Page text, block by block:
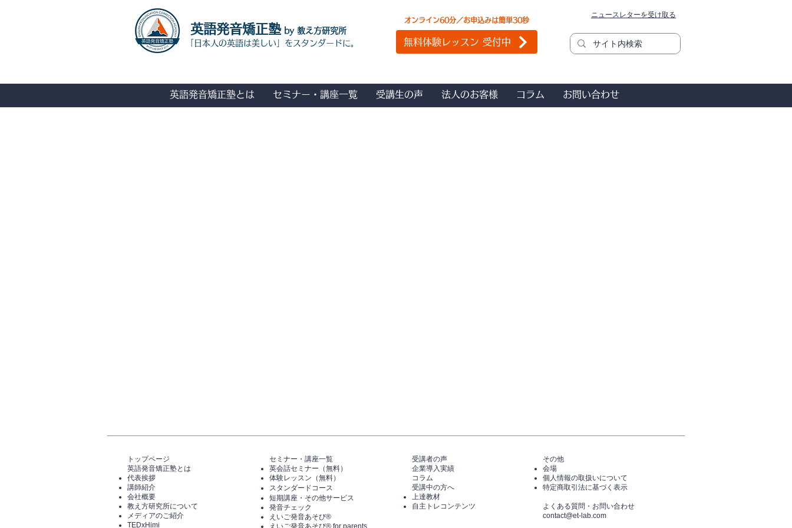
​英語発音矯正塾by 教え方研究所
「日本人の英語は美しい」をスタンダードに。
オンライン60分／お申込みは簡単30秒
無料体験レッスン 受付中
ニュースレターを受け取る
英語発音矯正塾とは セミナー・講座一覧 受講生の声 法人のお客様 コラム お問い合わせ
トップページ​
英語発音矯正塾とは
代表挨拶
講師紹介
​会社概要
​教え方研究所について
メディアのご紹介
TEDxHimi
セミナー・講座一覧​​​​
英会話セミナー（無料）
体験レッスン（無料）​
スタンダードコース
短期講座・その他サービス
発音チェック​
えいご発音あそび®️
えいご発音あそび®️ for parents
​受講者の声
企業導入実績
コラム
受講中の方へ
上達教材
自主トレコンテンツ
その他
会場
個人情報の取扱いについて
特定商取引法に基づく表示
​よくある質問・​お問い合わせ
​contact@et-lab.com